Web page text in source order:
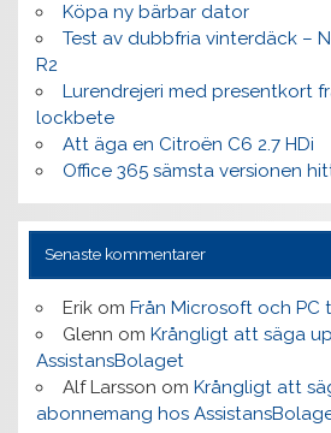
Köpa ny bärbar dator
Test av dubbfria vinterdäck –
R2
Lurendrejeri med presentkort
lockbete
Att äga en Citroën C6 2.7 HDi
Office 365 sämsta versionen
Senaste kommentarer
Erikom Från Microsoft och
Glenn om Krångligt att säga
AssistansBolaget
Alf Larsson om Krångligt att
abonnemang hos